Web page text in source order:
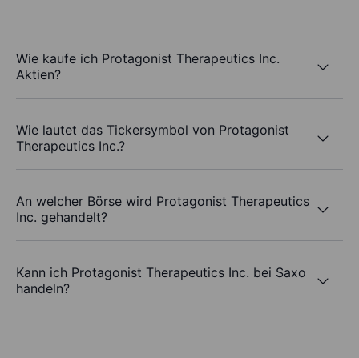
Wie kaufe ich Protagonist Therapeutics Inc.
Aktien?
Wie lautet das Tickersymbol von Protagonist
Therapeutics Inc.?
An welcher Börse wird Protagonist Therapeutics
Inc. gehandelt?
Kann ich Protagonist Therapeutics Inc. bei Saxo
handeln?